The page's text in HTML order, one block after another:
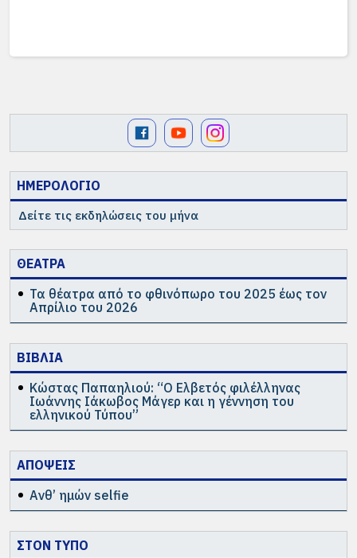
ΗΜΕΡΟΛΟΓΙΟ
Δείτε τις εκδηλώσεις του μήνα
ΘΕΑΤΡΑ
Τα θέατρα από το φθινόπωρο του 2025 έως τον
Απρίλιο του 2026
ΒΙΒΛΙΑ
Κώστας Παπαηλιού: “Ο Ελβετός φιλέλληνας
Ιωάννης Ιάκωβος Μάγερ και η γέννηση του
ελληνικού Τύπου”
ΑΠΟΨΕΙΣ
Ανθ’ ημών selfie
ΣΤΟΝ ΤΥΠΟ